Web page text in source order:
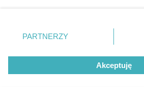
tym także elektroniczny lub mechaniczny) na
eksploatacji w jakiejkolwiek formie, włącznie
Internecie bez pisemnej zgody właściciela
zmienić/wycofać klikając przycisk
znajdujący się w lewym dolnym rogu
rodzaje przetwarzania danych nie
użytkownika, ale masz prawo
przetwarzaniu. Preferencje będą
PARTNERZY
Akceptuję